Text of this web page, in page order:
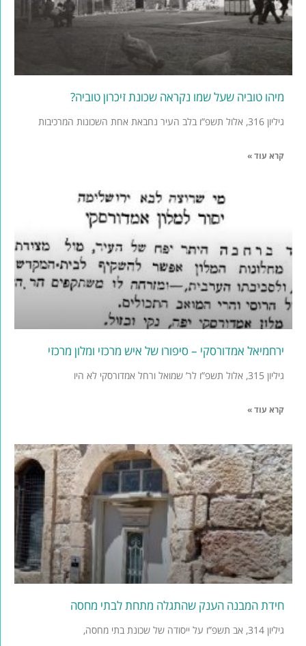
מיהו טוביה שעל שמו נקראה שכונת זיכרון טוביה?
גיליון 316, אלול תשפ”ו בלב העיר נחבאת אחת השכונות המרכיבות
קרא עוד »
ירחמיאל אמדורסקי – סיפורו של איש מרכזי ומלון מרכזי
גיליון 315, אלול תשפ”ו לר’ שמואל ורחל אמדורסקי לא היו
קרא עוד »
חידת המבנה הענק שהתגלה מתחת לבתי מחסה
גיליון 314, אב תשפ”ו על ייסודה של שכונת בתי מחסה,